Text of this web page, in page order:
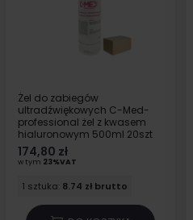
Żel do zabiegów
ultradźwiękowych C-Med-
professional żel z kwasem
hialuronowym 500ml 20szt
174,80 zł
w tym 23%VAT
1 sztuka: 8.74 zł brutto